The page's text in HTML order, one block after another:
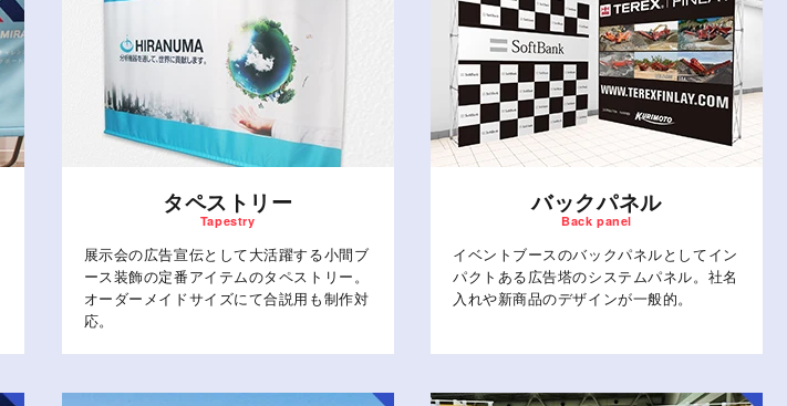
タペストリー
展示会の広告宣伝として大活躍する小間ブ
ース装飾の定番アイテムのタペストリー。
オーダーメイドサイズにて合説用も制作対
応。
バックパネル
イベントブースのバックパネルとしてイン
パクトある広告塔のシステムパネル。社名
入れや新商品のデザインが一般的。